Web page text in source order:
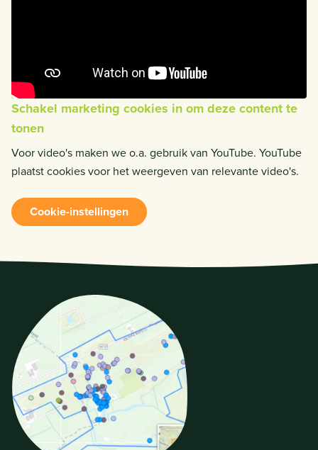
Schakel marketing cookies in om deze content te
tonen
Voor video's maken we o.a. gebruik van YouTube. YouTube
plaatst cookies voor het weergeven van relevante video's.
Cookie-instellingen